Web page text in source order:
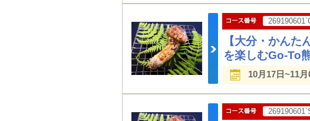
【大分・かん
を楽しむGo-To
10月17日~11